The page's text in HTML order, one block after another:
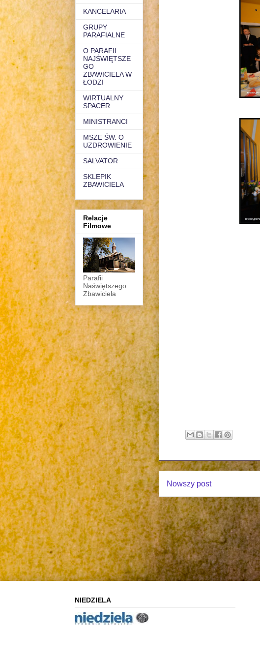
Nowszy post
KANCELARIA
GRUPY
PARAFIALNE
O PARAFII
NAJŚWIĘTSZE
GO
ZBAWICIELA W
ŁODZI
WIRTUALNY
SPACER
MINISTRANCI
MSZE ŚW. O
UZDROWIENIE
SALVATOR
SKLEPIK
ZBAWICIELA
Relacje
Filmowe
Parafii
Naświętszego
Zbawiciela
NIEDZIELA